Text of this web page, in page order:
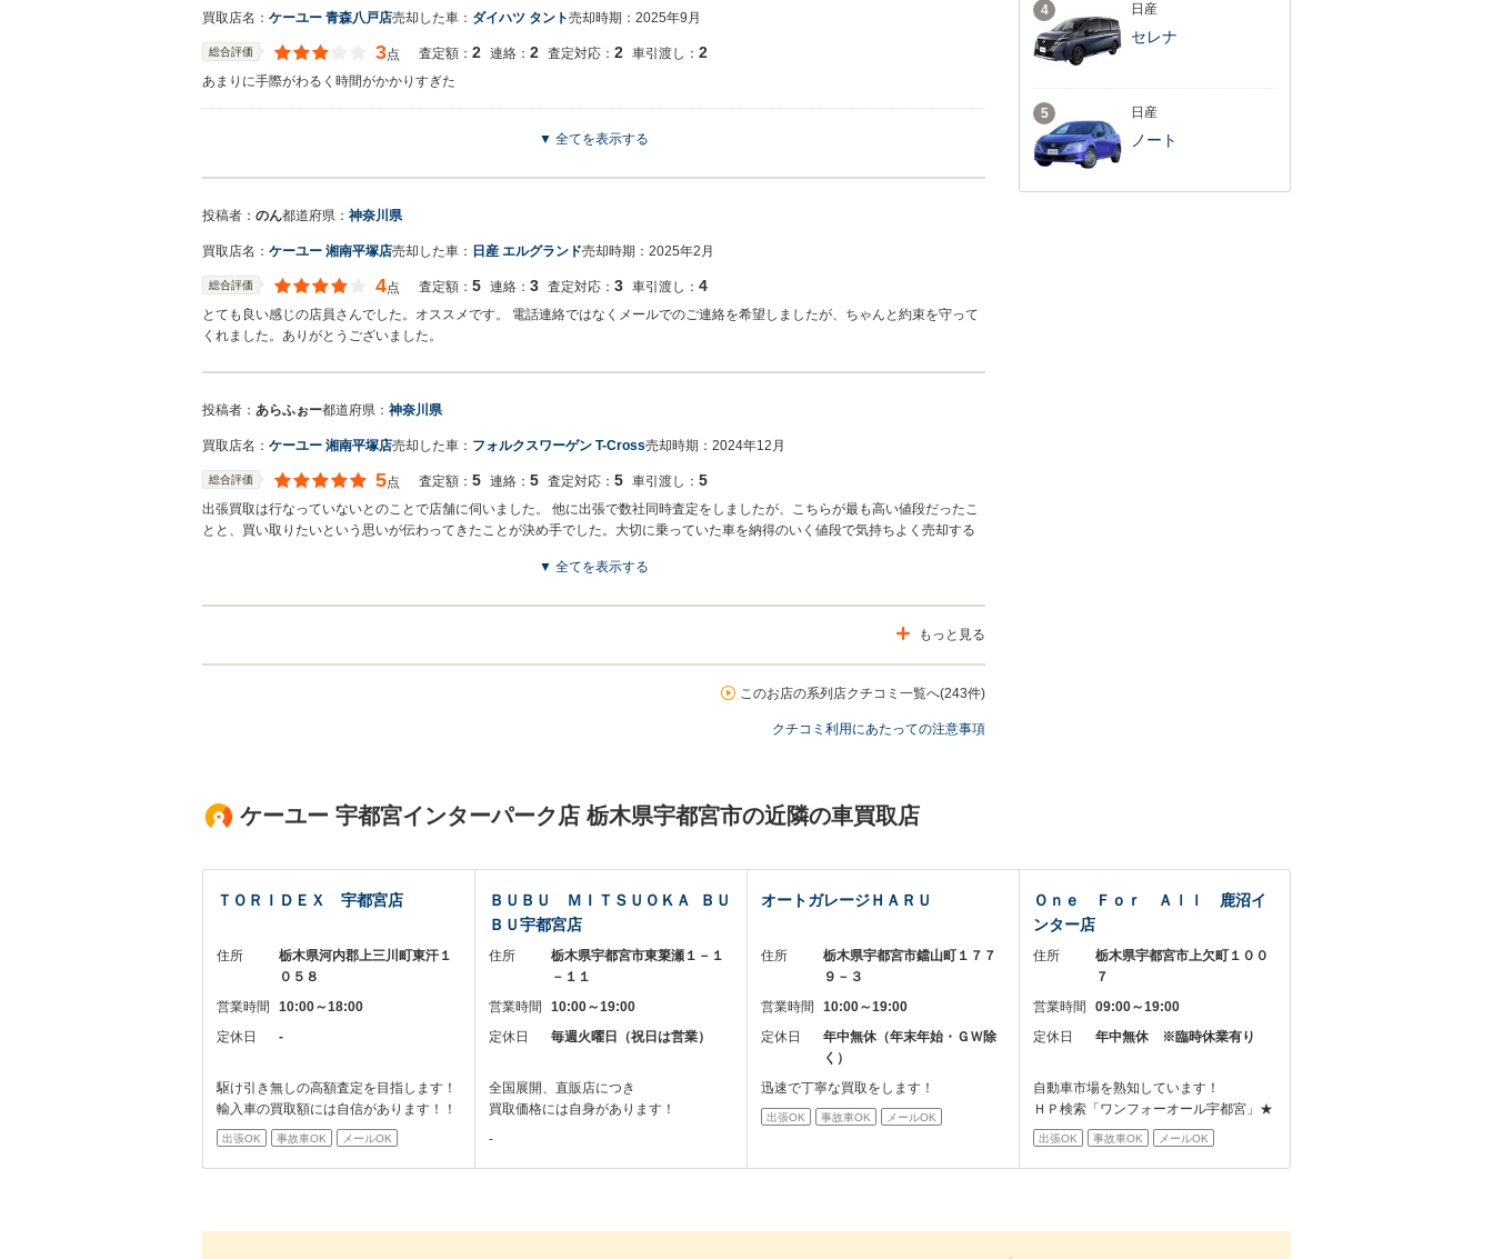
買取店名： ケーユー 青森八戸店売却した車： ダイハツ タント売却時期： 2025年9月
総合評価 3点 査定額： 2 連絡： 2 査定対応： 2 車引渡し： 2
あまりに手際がわるく時間がかかりすぎた
のでご相談下さい。 よろしくお願いいたします。
▼ 全てを表示する
投稿者： のん都道府県： 神奈川県
買取店名： ケーユー 湘南平塚店売却した車： 日産 エルグランド売却時期： 2025年2月
総合評価 4点 査定額： 5 連絡： 3 査定対応： 3 車引渡し： 4
とても良い感じの店員さんでした。オススメです。 電話連絡ではなくメールでのご連絡を希望しましたが、ちゃんと約束を守って
くれました。ありがとうございました。
投稿者： あらふぉー都道府県： 神奈川県
買取店名： ケーユー 湘南平塚店売却した車： フォルクスワーゲン T-Cross売却時期： 2024年12月
総合評価 5点 査定額： 5 連絡： 5 査定対応： 5 車引渡し： 5
出張買取は行なっていないとのことで店舗に伺いました。 他に出張で数社同時査定をしましたが、こちらが最も高い値段だったこ
とと、買い取りたいという思いが伝わってきたことが決め手でした。大切に乗っていた車を納得のいく値段で気持ちよく売却する
▼ 全てを表示する
もっと見る
このお店の系列店クチコミ一覧へ(243件)
クチコミ利用にあたっての注意事項
日産
セレナ
4
日産
ノート
5
ケーユー 宇都宮インターパーク店 栃木県宇都宮市の近隣の車買取店
ＴＯＲＩＤＥＸ 宇都宮店
住所
栃木県河内郡上三川町東汗１
０５８
営業時間
10:00～18:00
定休日
-
駆け引き無しの高額査定を目指します！
輸入車の買取額には自信があります！！
出張OK 事故車OK メールOK
ＢＵＢＵ ＭＩＴＳＵＯＫＡ ＢＵ
ＢＵ宇都宮店
住所
栃木県宇都宮市東簗瀬１－１
－１１
営業時間
10:00～19:00
定休日
毎週火曜日（祝日は営業）
全国展開、直販店につき
買取価格には自身があります！
-
オートガレージＨＡＲＵ
住所
栃木県宇都宮市鐺山町１７７
９－３
営業時間
10:00～19:00
定休日
年中無休（年末年始・ＧＷ除
く）
迅速で丁寧な買取をします！
出張OK 事故車OK メールOK
Ｏｎｅ Ｆｏｒ Ａｌｌ 鹿沼イ
ンター店
住所
栃木県宇都宮市上欠町１００
７
営業時間
09:00～19:00
定休日
年中無休 ※臨時休業有り
自動車市場を熟知しています！
ＨＰ検索「ワンフォーオール宇都宮」★
出張OK 事故車OK メールOK